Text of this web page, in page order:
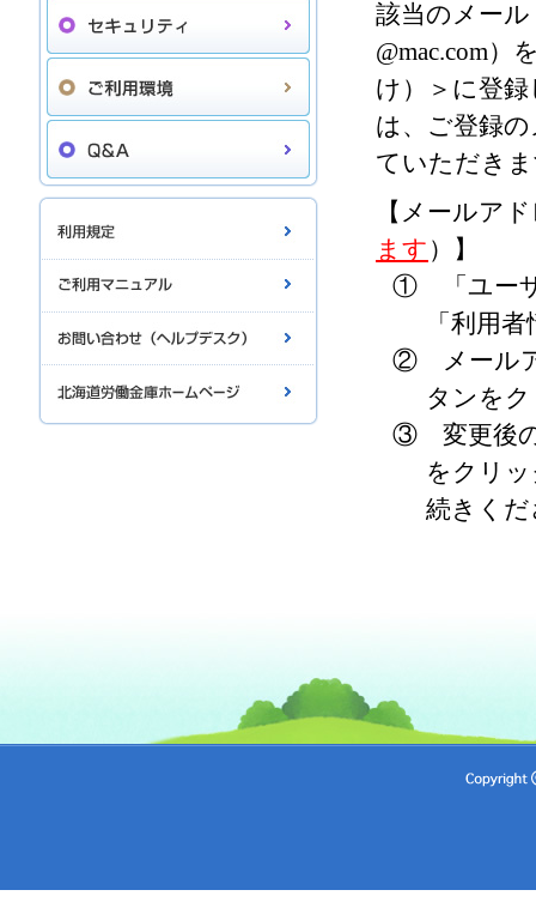
該当のメール
@mac.com
け）＞に登
は、ご登録
ていただき
【メールア
ます ）】
① 「ユーザ
「利用
② メールア
タンを
③ 変更後の
をクリ
続きく